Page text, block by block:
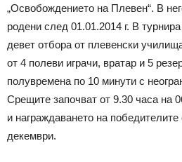
„Освобождението на Плевен“. В
родени след 01.01.2014 г. В
девет отбора от плевенски
от 4 полеви играчи, вратар и 5
полувремена по 10 минути с
Срещите започват от 9.30 часа на
и награждаването на
декември.